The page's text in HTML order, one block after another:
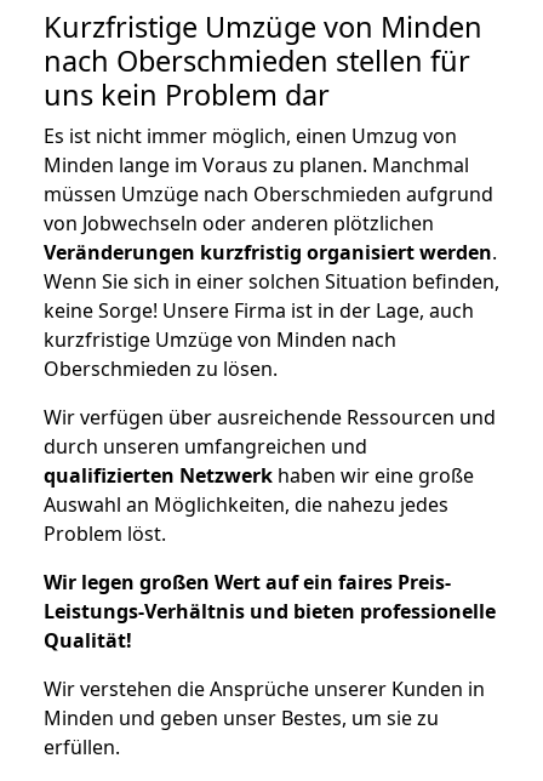
Kurzfristige Umzüge von Minden
nach Oberschmieden stellen für
uns kein Problem dar
Es ist nicht immer möglich, einen Umzug von
Minden lange im Voraus zu planen. Manchmal
müssen Umzüge nach Oberschmieden aufgrund
von Jobwechseln oder anderen plötzlichen
Veränderungen kurzfristig organisiert werden.
Wenn Sie sich in einer solchen Situation befinden,
keine Sorge! Unsere Firma ist in der Lage, auch
kurzfristige Umzüge von Minden nach
Oberschmieden zu lösen.
Wir verfügen über ausreichende Ressourcen und
durch unseren umfangreichen und
qualifizierten Netzwerk haben wir eine große
Auswahl an Möglichkeiten, die nahezu jedes
Problem löst.
Wir legen großen Wert auf ein faires Preis-
Leistungs-Verhältnis und bieten professionelle
Qualität!
Wir verstehen die Ansprüche unserer Kunden in
Minden und geben unser Bestes, um sie zu
erfüllen.